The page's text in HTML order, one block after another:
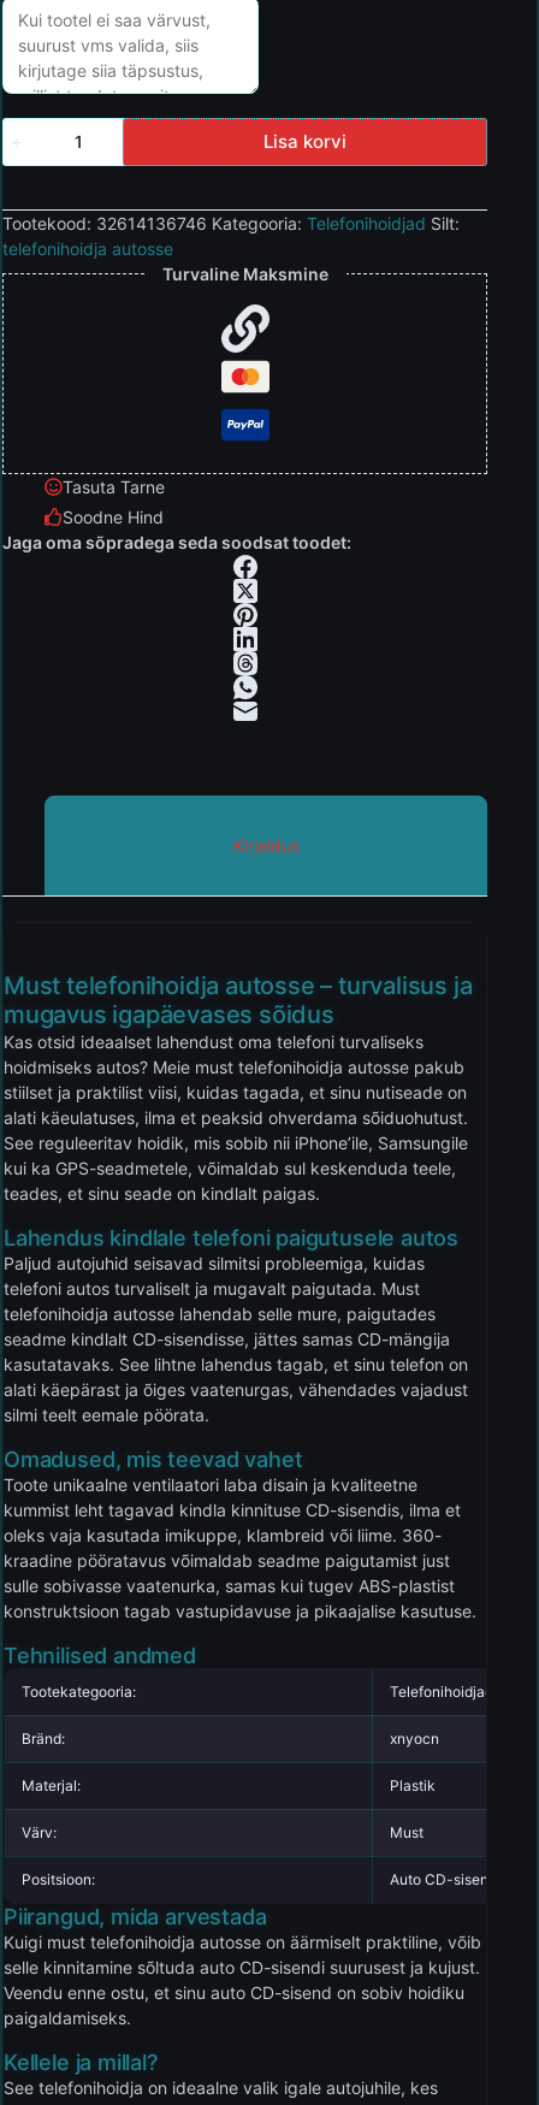
Lisa korvi
Tootekood: 32614136746 Kategooria: Telefonihoidjad Silt:
telefonihoidja autosse
Turvaline Maksmine
Tasuta Tarne
Soodne Hind
Jaga oma sõpradega seda soodsat toodet:
Kirjeldus
Must telefonihoidja autosse – turvalisus ja
mugavus igapäevases sõidus
Kas otsid ideaalset lahendust oma telefoni turvaliseks
hoidmiseks autos? Meie must telefonihoidja autosse pakub
stiilset ja praktilist viisi, kuidas tagada, et sinu nutiseade on
alati käeulatuses, ilma et peaksid ohverdama sõiduohutust.
See reguleeritav hoidik, mis sobib nii iPhone’ile, Samsungile
kui ka GPS-seadmetele, võimaldab sul keskenduda teele,
teades, et sinu seade on kindlalt paigas.
Lahendus kindlale telefoni paigutusele autos
Paljud autojuhid seisavad silmitsi probleemiga, kuidas
telefoni autos turvaliselt ja mugavalt paigutada. Must
telefonihoidja autosse lahendab selle mure, paigutades
seadme kindlalt CD-sisendisse, jättes samas CD-mängija
kasutatavaks. See lihtne lahendus tagab, et sinu telefon on
alati käepärast ja õiges vaatenurgas, vähendades vajadust
silmi teelt eemale pöörata.
Omadused, mis teevad vahet
Toote unikaalne ventilaatori laba disain ja kvaliteetne
kummist leht tagavad kindla kinnituse CD-sisendis, ilma et
oleks vaja kasutada imikuppe, klambreid või liime. 360-
kraadine pööratavus võimaldab seadme paigutamist just
sulle sobivasse vaatenurka, samas kui tugev ABS-plastist
konstruktsioon tagab vastupidavuse ja pikaajalise kasutuse.
Tehnilised andmed
Tootekategooria: Telefonihoidjad
Bränd: xnyocn
Materjal: Plastik
Värv: Must
Positsioon: Auto CD-sisend
Piirangud, mida arvestada
Kuigi must telefonihoidja autosse on äärmiselt praktiline, võib
selle kinnitamine sõltuda auto CD-sisendi suurusest ja kujust.
Veendu enne ostu, et sinu auto CD-sisend on sobiv hoidiku
paigaldamiseks.
Kellele ja millal?
See telefonihoidja on ideaalne valik igale autojuhile, kes